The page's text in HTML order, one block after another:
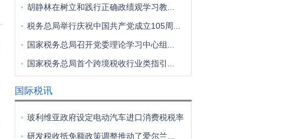
胡静林在树立和践行正确政绩观学习教...
税务总局举行庆祝中国共产党成立105周...
国家税务总局召开党委理论学习中心组...
国家税务总局首个跨境税收行业类指引...
国际税讯
玻利维亚政府设定电动汽车进口消费税税率
研发税收抵免额政策调整推动了爱尔兰...